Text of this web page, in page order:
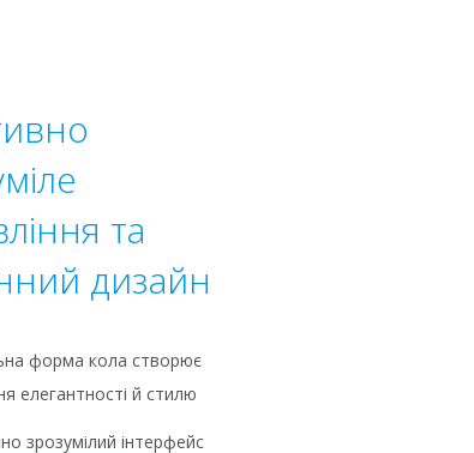
та
дизайн
форма кола створює
елегантності й стилю
зрозумілий інтерфейс